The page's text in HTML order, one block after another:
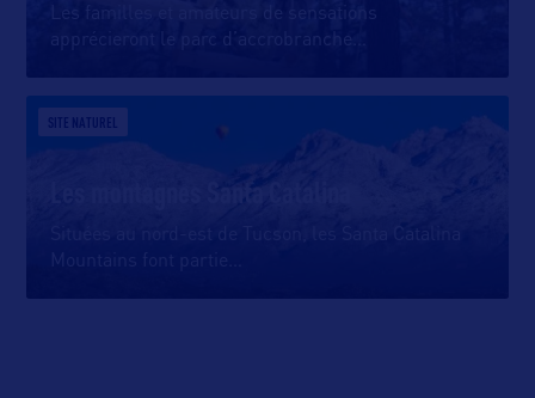
apprécieront le parc d’accrobranche
SITE NATUREL
Les montagnes Santa Catalina